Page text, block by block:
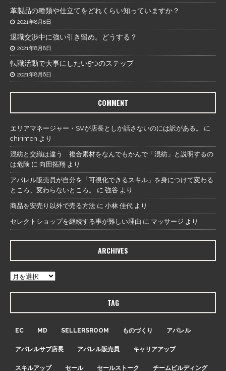
革製品の種類や仕立てをどれくらい知っていますか？
2021年8月8日
退職交渉中に強い引き留め。どうする？
2021年8月8日
転職活動で大事にしたい5つのステップ
2021年8月6日
COMMENT
エリアマネージャー・SVが店長としか話さないのには訳がある。
に
chirimen より
混紡と交織は違う 複合素材をなんでもかんで「混紡」と説明するの
は危険 に 向田拓翔 より
アパレル販売員が自分を「可視化できるスキル」を身につけて変わる
ところ、変わらないところ。
に 強谷 より
商品を安売り以外で売る方法 に 小林 佳代 より
セレクトショップを継続する事が難しい理由 に マッサージ より
ARCHIVES
TAG
EC MD SELLERSROOM ものづくり アパレル
アパレルサブ店長 アパレル販売員 キャリアアップ
スキルアップ セール セールストーク チームビルディング